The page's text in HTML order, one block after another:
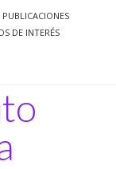
PUBLICACIONES
DE INTERÉS